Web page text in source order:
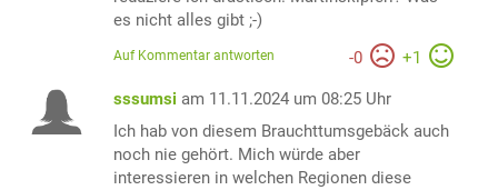
es nicht alles gibt ;-)
-0 +1
Auf Kommentar antworten
sssumsi am 11.11.2024 um 08:25 Uhr
Ich hab von diesem Brauchttumsgebäck auch
noch nie gehört. Mich würde aber
interessieren in welchen Regionen diese